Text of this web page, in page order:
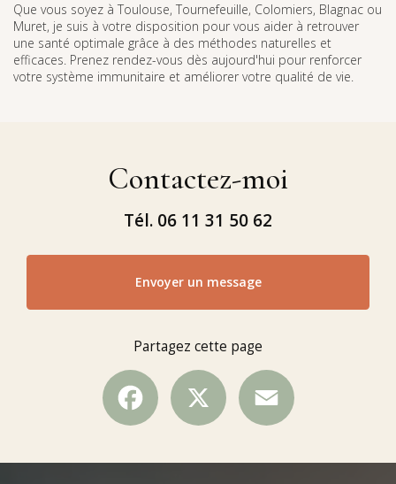
Que vous soyez à Toulouse, Tournefeuille, Colomiers, Blagnac ou
Muret, je suis à votre disposition pour vous aider à retrouver
une santé optimale grâce à des méthodes naturelles et
efficaces. Prenez rendez-vous dès aujourd'hui pour renforcer
votre système immunitaire et améliorer votre qualité de vie.
Contactez-moi
Tél. 06 11 31 50 62
Envoyer un message
Partagez cette page
Facebook